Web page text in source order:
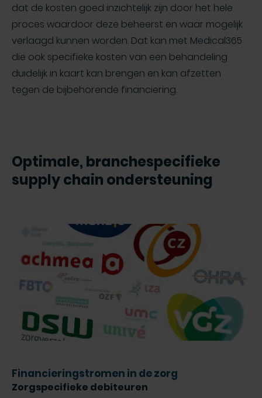
dat de kosten goed inzichtelijk zijn door het hele
proces waardoor deze beheerst en waar mogelijk
verlaagd kunnen worden. Dat kan met Medical365
die ook specifieke kosten van een behandeling
duidelijk in kaart kan brengen en kan afzetten
tegen de bijbehorende financiering.
Optimale, branchespecifieke
supply chain ondersteuning
Financieringstromen in de zorg
Zorgspecifieke debiteuren